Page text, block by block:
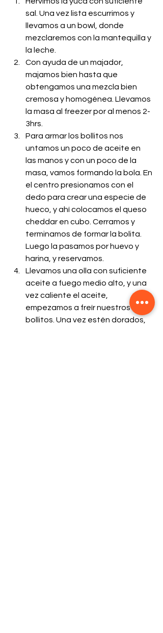
sal. Una vez lista escurrimos y
llevamos a un bowl, donde
mezclaremos con la mantequilla y
la leche.
Con ayuda de un majador,
majamos bien hasta que
obtengamos una mezcla bien
cremosa y homogénea. Llevamos
la masa al freezer por al menos 2-
3hrs.
Para armar los bollitos nos
untamos un poco de aceite en
las manos y con un poco de la
masa, vamos formando la bola. En
el centro presionamos con el
dedo para crear una especie de
hueco, y ahí colocamos el queso
cheddar en cubo. Cerramos y
terminamos de formar la bolita.
Luego la pasamos por huevo y
harina, y reservamos.
Llevamos una olla con suficiente
aceite a fuego medio alto, y una
vez caliente el aceite,
empezamos a freír nuestros
bollitos. Una vez estén dorados,